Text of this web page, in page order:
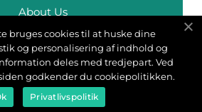
About Us
Cookies
Contact
Sitemap
bruges cookies til at huske dine
og personalisering af indhold og
deles med tredjepart. Ved
godkender du cookiepolitikken.
Privatlivspolitik